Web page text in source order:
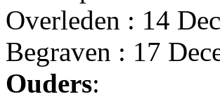
Overleden : 14
Begraven : 17
Ouders: